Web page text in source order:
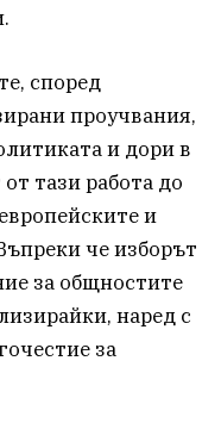
според
проучвания,
и дори в
тази работа до
и
че изборът
за общностите
наред с
за